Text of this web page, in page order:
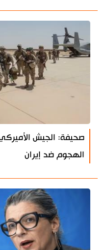
صحيفة: الجيش
الهجوم ضد إيران